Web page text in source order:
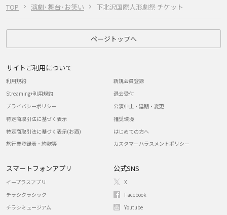
TOP 演劇･舞台･お笑い 下北沢国際人形劇祭 チケット
ページトップへ
サイトご利用について
利用規約
Streaming+利用規約
プライバシーポリシー
特定商取引法に基づく表示
特定商取引法に基づく表示(お酒)
旅行業登録表・約款等
新規会員登録
退会受付
公演中止・延期・変更
推奨環境
はじめての方へ
カスタマーハラスメントポリシー
スマートフォンアプリ
イープラスアプリ
チラシクラシック
チラシミュージアム
公式SNS
X
Facebook
Youtube